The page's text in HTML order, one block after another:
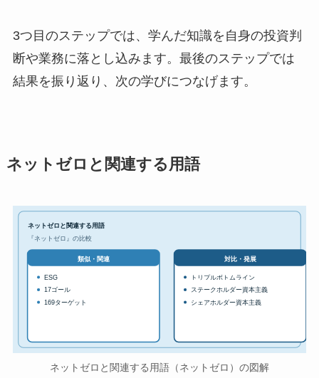
3つ目のステップでは、学んだ知識を自身の投資判
断や業務に落とし込みます。最後のステップでは
結果を振り返り、次の学びにつなげます。
ネットゼロと関連する用語
ネットゼロと関連する用語
『ネットゼロ』の比較
類似・関連
ESG
17ゴール
169ターゲット
対比・発展
トリプルボトムライン
ステークホルダー資本主義
シェアホルダー資本主義
ネットゼロと関連する用語（ネットゼロ）の図解